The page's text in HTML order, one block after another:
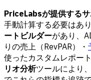
PriceLabsが提供するサ
手動計算する必要はあ
ートビルダーがあり、
りの売上（RevPAR）・
使ったカスタムレポー
リオ分析ツールにより